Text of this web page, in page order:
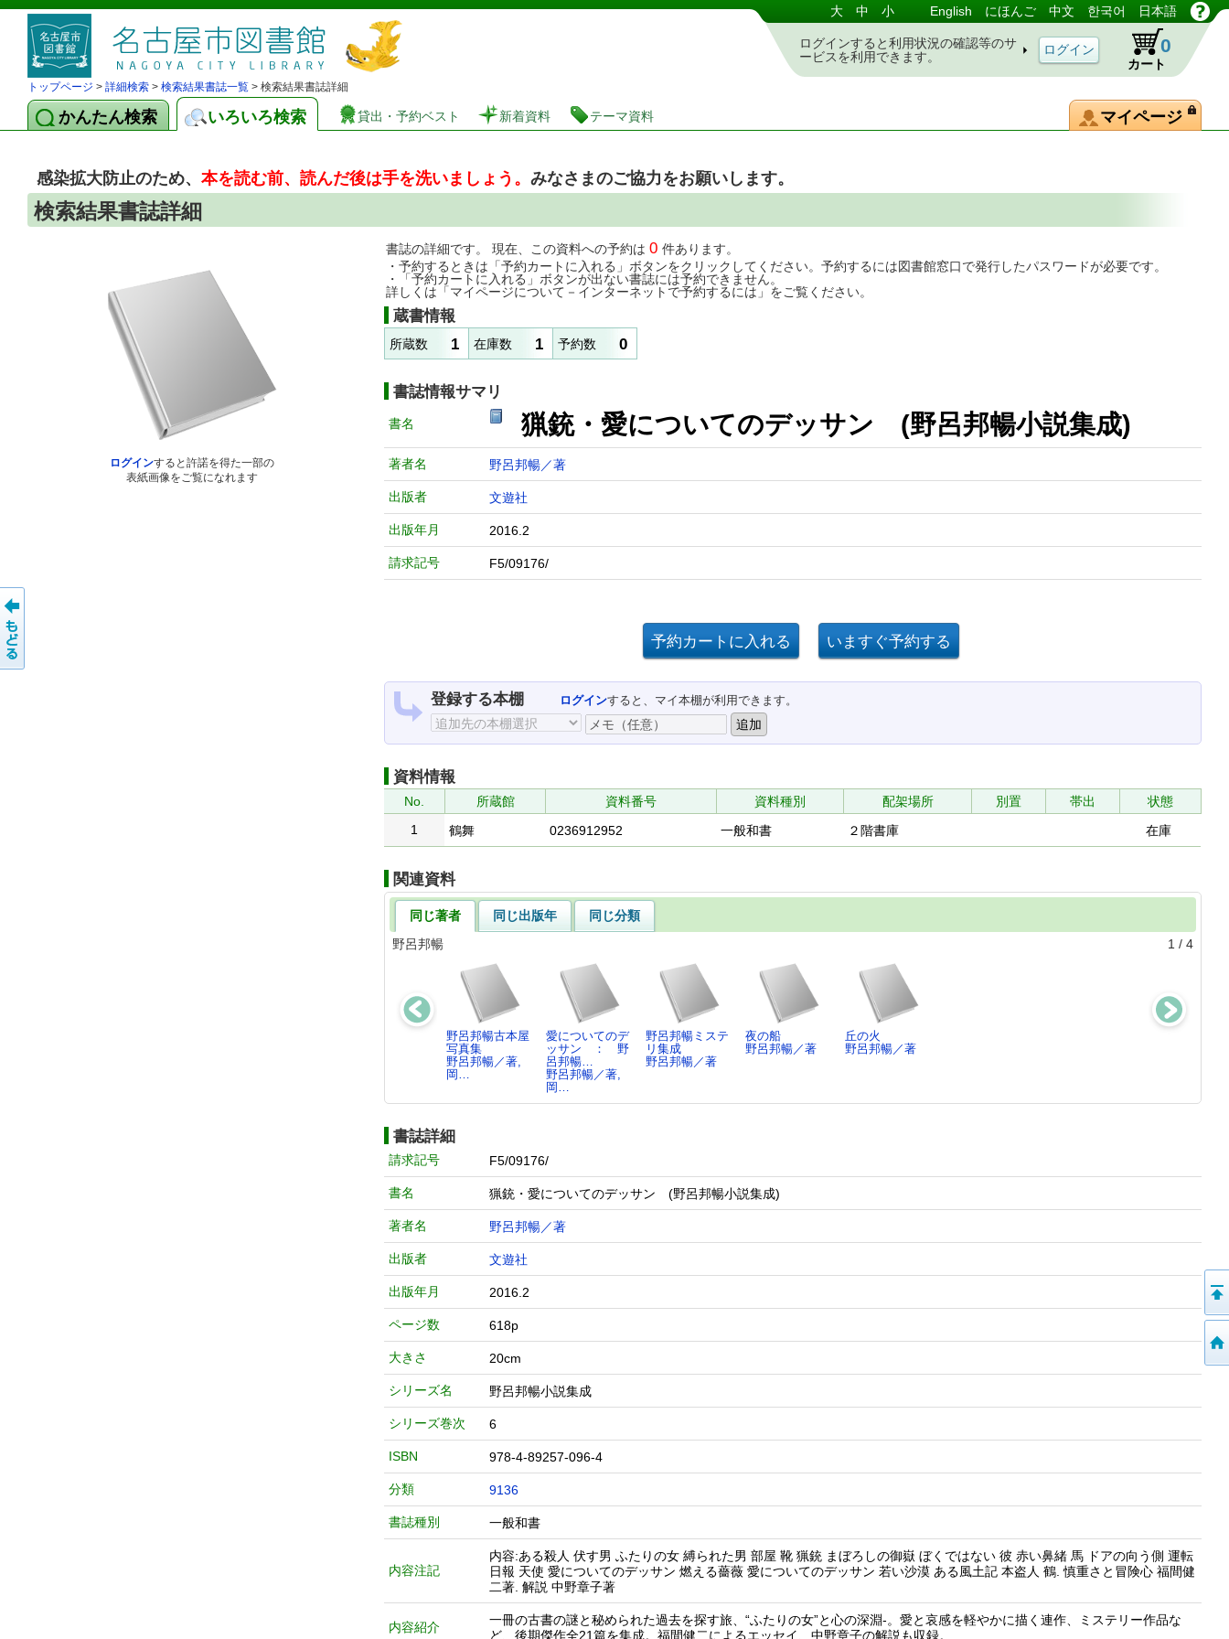
図書館 蔵書検索・予約システム 大 中 小 English にほんご 中文 한국어 日本語
ログインすると利用状況の確認等のサ
ービスを利用できます。
カート
0
トップページ > 詳細検索 > 検索結果書誌一覧 > 検索結果書誌詳細
かんたん検索 いろいろ検索 貸出・予約ベスト 新着資料 テーマ資料 マイページ
感染拡大防止のため、 本を読む前、読んだ後は手を洗いましょう。 みなさまのご協力をお願いします。
検索結果書誌詳細
ログインすると許諾を得た一部の
表紙画像をご覧になれます
書誌の詳細です。 現在、この資料への予約は 0 件あります。
・予約するときは「予約カートに入れる」ボタンをクリックしてください。予約するには図書館窓口で発行したパスワードが必要です。
・「予約カートに入れる」ボタンが出ない書誌には予約できません。
詳しくは「マイページについて－インターネットで予約するには」をご覧ください。
蔵書情報
所蔵数 1 在庫数 1 予約数 0
書誌情報サマリ
書名 猟銃・愛についてのデッサン (野呂邦暢小説集成)
著者名 野呂邦暢／著
出版者 文遊社
出版年月 2016.2
請求記号 F5/09176/
登録する本棚 ログインすると、マイ本棚が利用できます。
資料情報
No. 所蔵館 資料番号 資料種別 配架場所 別置 帯出
状態
1
鶴舞 0236912952 一般和書 ２階書庫 在庫
関連資料
同じ著者 同じ出版年
同じ分類
野呂邦暢
1 / 4
野呂邦暢古本屋
写真集
野呂邦暢／著,
岡…
愛についてのデ
ッサン ： 野
呂邦暢…
野呂邦暢／著,
岡…
野呂邦暢ミステ
リ集成
野呂邦暢／著
夜の船
野呂邦暢／著
丘の火
野呂邦暢／著
書誌詳細
請求記号 F5/09176/
書名 猟銃・愛についてのデッサン (野呂邦暢小説集成)
著者名 野呂邦暢／著
出版者 文遊社
出版年月 2016.2
ページ数 618p
大きさ 20cm
シリーズ名 野呂邦暢小説集成
シリーズ巻次 6
ISBN 978-4-89257-096-4
分類 9136
書誌種別 一般和書
内容注記
内容:ある殺人 伏す男 ふたりの女 縛られた男 部屋 靴 猟銃 まぼろしの御嶽 ぼくではない 彼 赤い鼻緒 馬 ドアの向う側 運転
日報 天使 愛についてのデッサン 燃える薔薇 愛についてのデッサン 若い沙漠 ある風土記 本盗人 鶴. 慎重さと冒険心 福間健
二著. 解説 中野章子著
内容紹介
一冊の古書の謎と秘められた過去を探す旅、“ふたりの女”と心の深淵-。愛と哀感を軽やかに描く連作、ミステリー作品な
ど、後期傑作全21篇を集成。福間健二によるエッセイ、中野章子の解説も収録。